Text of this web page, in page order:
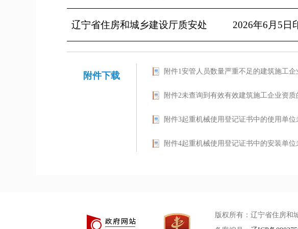
辽宁省住房和城乡建设厅质安处 2026年6 月 5日
附件下载 附件1安管人员数量严重不足的建筑施工
附件2未查询到有效有效建筑施工企业资
附件3起重机械使用登记证书中的使用单
附件4起重机械使用登记证书中的安装单
版权所有：辽宁省住房和